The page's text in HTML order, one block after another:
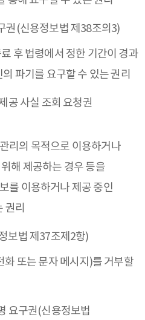
권(신용정보법 제38조의3)
후 법령에서 정한 기간이 경과
파기를 요구할 수 있는 권리
공 사실 조회 요청권
리의 목적으로 이용하거나
해 제공하는 경우 등을
를 이용하거나 제공 중인
권리
보법 제37조제2항)
화 또는 문자 메시지)를 거부할
요구권(신용정보법